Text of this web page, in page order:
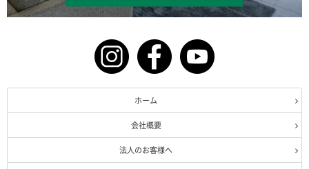
ホーム
会社概要
法人のお客様へ